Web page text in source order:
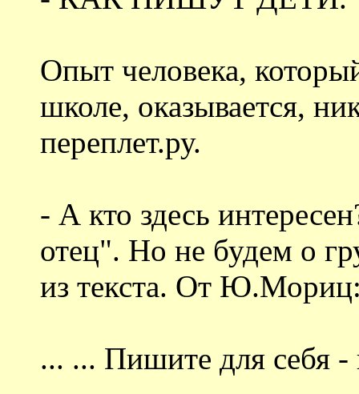
Опыт человека,
школе, оказывается,
переплет.ру.
- А кто здесь
отец". Но не будем о
из текста. От
... ... Пишите для себя